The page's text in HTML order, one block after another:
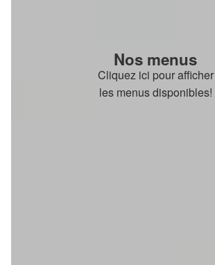
Nos menus
Cliquez ici pour afficher
les menus disponibles!